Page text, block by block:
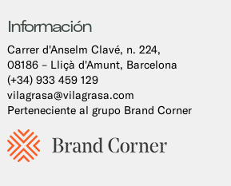
Información
Carrer d'Anselm Clavé, n. 224,
08186 – Lliçà d'Amunt, Barcelona
(+34) 933 459 129
vilagrasa@vilagrasa.com
Perteneciente al grupo Brand Corner